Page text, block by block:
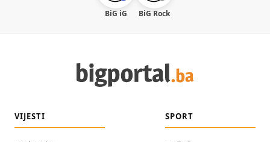
BiG iG BiG Rock
VIJESTI SPORT